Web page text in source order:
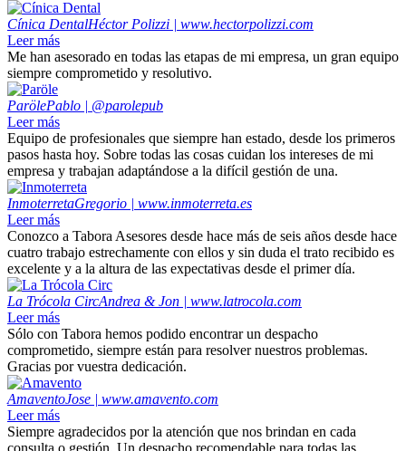
Cínica DentalHéctor Polizzi | www.hectorpolizzi.com
Leer más
Me han asesorado en todas las etapas de mi empresa, un gran equipo
siempre comprometido y resolutivo.
ParölePablo | @parolepub
Leer más
Equipo de profesionales que siempre han estado, desde los primeros
pasos hasta hoy. Sobre todas las cosas cuidan los intereses de mi
empresa y trabajan adaptándose a la difícil gestión de una.
InmoterretaGregorio | www.inmoterreta.es
Leer más
Conozco a Tabora Asesores desde hace más de seis años desde hace
cuatro trabajo estrechamente con ellos y sin duda el trato recibido es
excelente y a la altura de las expectativas desde el primer día.
La Trócola CircAndrea & Jon | www.latrocola.com
Leer más
Sólo con Tabora hemos podido encontrar un despacho
comprometido, siempre están para resolver nuestros problemas.
Gracias por vuestra dedicación.
AmaventoJose | www.amavento.com
Leer más
Siempre agradecidos por la atención que nos brindan en cada
consulta o gestión. Un despacho recomendable para todas las